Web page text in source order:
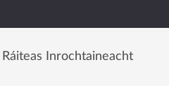
Ráiteas Inrochtaineacht